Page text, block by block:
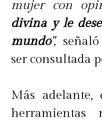
mujer con
divina y le
mundo",señaló
ser consultada
Más adelante,
herramientas